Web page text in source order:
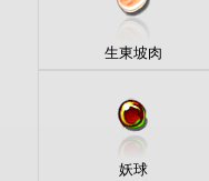
生東坡肉
妖球